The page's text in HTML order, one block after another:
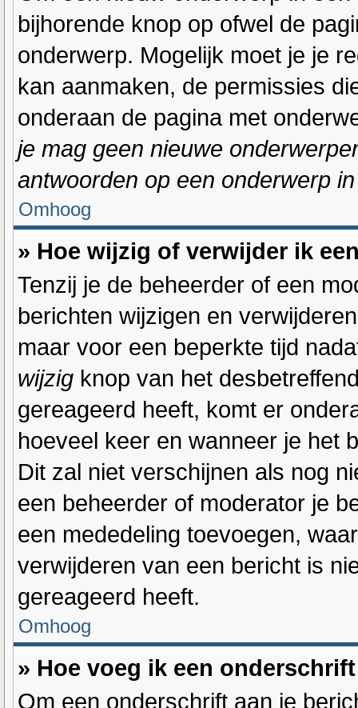
bijhorende knop op ofwel de
onderwerp. Mogelijk moet je je
kan aanmaken, de permissies
onderaan de pagina met
je mag geen nieuwe
antwoorden op een onderwerp
Omhoog
» Hoe wijzig of verwijder ik
Tenzij je de beheerder of een
berichten wijzigen en
maar voor een beperkte tijd
wijzig knop van het
gereageerd heeft, komt er
hoeveel keer en wanneer je het
Dit zal niet verschijnen als nog
een beheerder of moderator je
een mededeling toevoegen,
verwijderen van een bericht is
gereageerd heeft.
Omhoog
» Hoe voeg ik een
Om een onderschrift aan je